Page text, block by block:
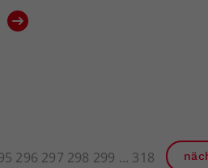
296 297 298 299 318